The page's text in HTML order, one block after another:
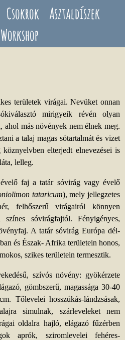
Csokrok Asztaldíszek
Workshop
területek virágai. Nevüket onnan
mirigyeik révén olyan
ahol más növények nem élnek meg.
a talaj magas sótartalmát és vizet
elterjedt elnevezései is
lelleg.
faj a tatár sóvirág vagy évelő
tataricum), mely jellegzetes
felhőszerű virágairól könnyen
sóvirágfajtól. Fényigényes,
A tatár sóvirág Európa dél-
és Észak- Afrika területein honos,
szikes területein termesztik.
szívós növény: gyökérzete
gömbszerű, magassága 30-40
Tőlevelei hosszúkás-lándzsásak,
simulnak, szárleveleket nem
oldalra hajló, elágazó fűzérben
aprók, sziromlevelei fehéres-